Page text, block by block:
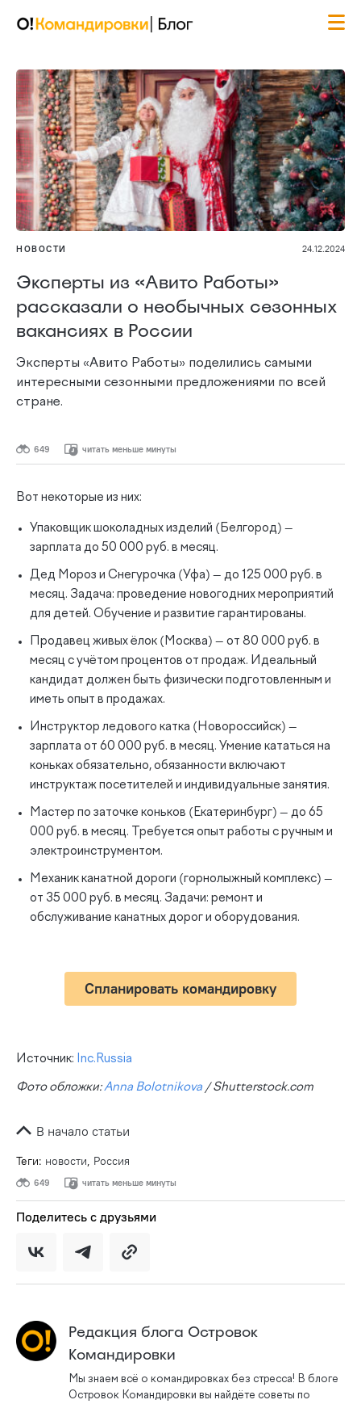
НОВОСТИ 24.12.2024
Эксперты из «Авито Работы»
рассказали о необычных сезонных
вакансиях в России
Эксперты «Авито Работы» поделились самыми
интересными сезонными предложениями по всей
стране.
649 читать меньше минуты
Вот некоторые из них:
Упаковщик шоколадных изделий (Белгород) —
зарплата до 50 000 руб. в месяц.
Дед Мороз и Снегурочка (Уфа) — до 125 000 руб. в
месяц. Задача: проведение новогодних мероприятий
для детей. Обучение и развитие гарантированы.
Продавец живых ёлок (Москва) — от 80 000 руб. в
месяц с учётом процентов от продаж. Идеальный
кандидат должен быть физически подготовленным и
иметь опыт в продажах.
Инструктор ледового катка (Новороссийск) —
зарплата от 60 000 руб. в месяц. Умение кататься на
коньках обязательно, обязанности включают
инструктаж посетителей и индивидуальные занятия.
Мастер по заточке коньков (Екатеринбург) — до 65
000 руб. в месяц. Требуется опыт работы с ручным и
электроинструментом.
Механик канатной дороги (горнолыжный комплекс) —
от 35 000 руб. в месяц. Задачи: ремонт и
обслуживание канатных дорог и оборудования.
Спланировать командировку
Источник: Inc.Russia
Фото обложки: Anna Bolotnikova / Shutterstock.com
Теги: новости Россия
В начало статьи
649 читать меньше минуты
Поделитесь с друзьями
Редакция блога Островок
Командировки
Мы знаем всё о командировках без стресса! В блоге
Островок Командировки вы найдёте советы по